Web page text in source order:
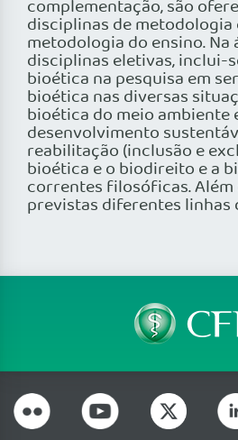
complementação, são
disciplinas de
metodologia do ensino. Na
disciplinas eletivas, inclui-
bioética na pesquisa em
bioética nas diversas
bioética do meio ambiente
desenvolvimento
reabilitação (inclusão e
bioética e o biodireito e a
correntes filosóficas. Além
previstas diferentes linhas